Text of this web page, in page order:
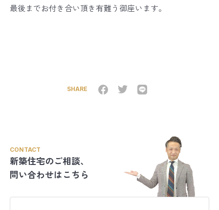
最後までお付き合い頂き有難う御座います。
SHARE
CONTACT
新築住宅のご相談、
問い合わせはこちら